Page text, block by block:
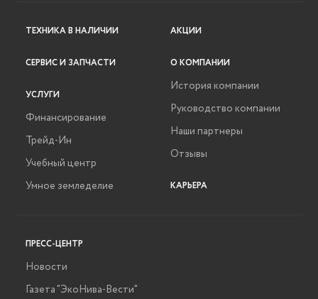
ТЕХНИКА В НАЛИЧИИ
СЕРВИС И ЗАПЧАСТИ
УСЛУГИ
Финансирование
Трейд-Ин
Учебный центр
Умное земледелие
АКЦИИ
О КОМПАНИИ
История компании
Руководство компании
Наши партнеры
Отзывы
КАРЬЕРА
ПРЕСС-ЦЕНТР
Новости
Газета "ЭкоНива-Вести"